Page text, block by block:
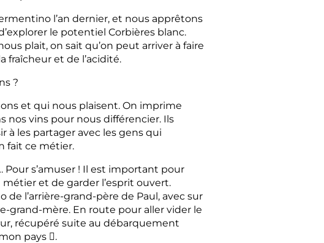
l’an dernier, et nous apprêtons
le potentiel Corbières blanc.
plait, on sait qu’on peut arriver à faire
fraîcheur et de l’acidité.
?
et qui nous plaisent. On imprime
nos vins pour nous différencier. Ils
les partager avec les gens qui
fait ce métier.
Pour s’amuser ! Il est important pour
et de garder l’esprit ouvert.
de l’arrière-grand-père de Paul, avec sur
grand-mère. En route pour aller vider le
récupéré suite au débarquement
pays .